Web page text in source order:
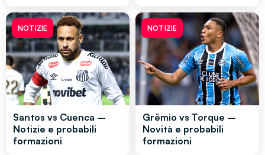
NOTIZIE
Santos vs Cuenca –
Notizie e probabili
formazioni
NOTIZIE
Grêmio vs Torque –
Novità e probabili
formazioni